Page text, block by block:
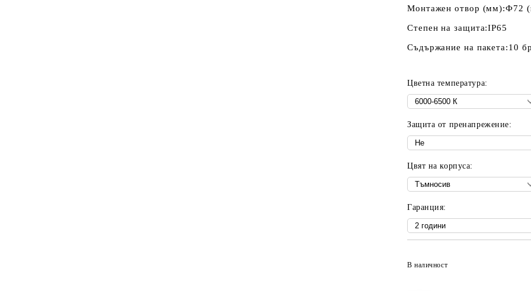
Монтажен отвор (мм):Ф72
Степен на защита:IP65
Съдържание на пакета:10
Цветна температура:
Защита от пренапрежение:
Цвят на корпуса:
Гаранция:
В наличност